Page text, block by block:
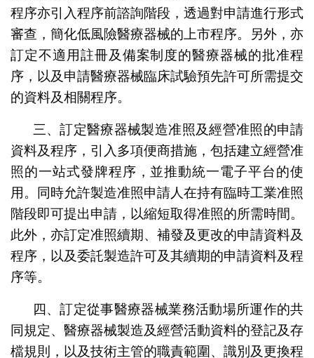
程序亦引入程序前諮詢階段，透過對申請進行形式
審查，簡化低風險醫療器械的上市程序。另外，亦
訂定不適用註冊及備案制度的醫療器械的批准程
序，以及申請醫療器械臨床試驗預先許可所需提交
的資料及相關程序。
三、訂定醫療器械製造准照及經營准照的申請
資料及程序，引入多項便商措施，包括建立經營准
照的一站式發牌程序，並推動統一電子平台的使
用。同時允許製造准照申請人在持有臨時工業准照
階段即可提出申請，以縮短取得准照的所需時間。
此外，亦訂定准照續期、補發及更改的申請資料及
程序，以及委託製造許可及其續期的申請資料及程
序等。
四、訂定從事醫療器械業務活動場所運作的共
同規定、醫療器械製造及經營活動資料的登記及存
檔規則，以及技術主管的職責範圍、識別及更換程